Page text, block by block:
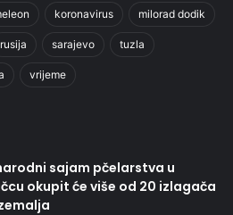
koronavirus milorad dodik
rusija sarajevo tuzla
vrijeme
sajam pčelarstva u
okupit će više od 20 izlagača